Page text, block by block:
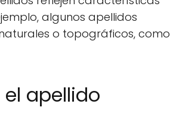
algunos apellidos
o topográficos, como
apellido